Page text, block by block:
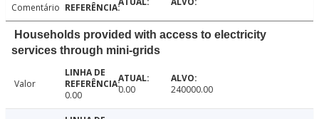
Comentário
Households provided with access to electricity
services through mini-grids
Valor
0.00
0.00 240000.00